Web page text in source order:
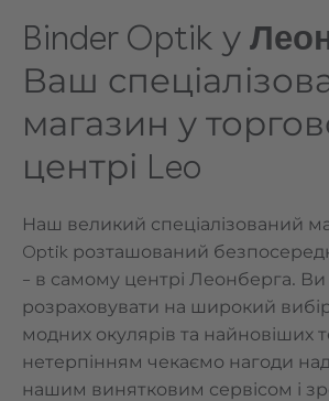
Binder Optik у
Ваш
магазин у
центрі Leo
Наш великий спеціалізований
Optik розташований
– в самому центрі Леонберга.
розраховувати на широкий
модних окулярів та найновіших
нетерпінням чекаємо нагоди
нашим винятковим сервісом і